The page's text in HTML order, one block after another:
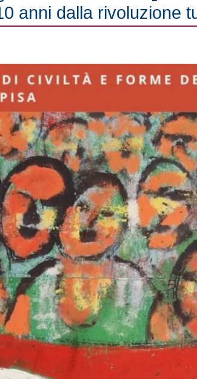
anni dalla rivoluzione